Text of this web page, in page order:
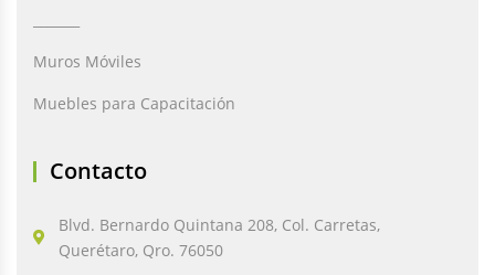
Muros Móviles
Muebles para Capacitación
Contacto
Blvd. Bernardo Quintana 208, Col. Carretas,
Querétaro, Qro. 76050